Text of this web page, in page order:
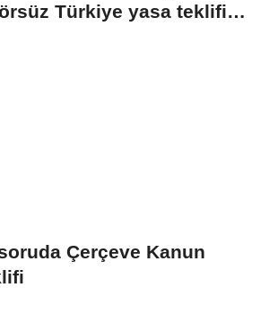
Türkiye yasa teklifine
Çerçeve Kanun